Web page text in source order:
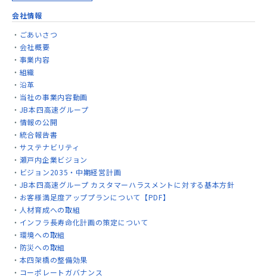
会社情報
ごあいさつ
会社概要
事業内容
組織
沿革
当社の事業内容動画
JB本四高速グループ
情報の公開
統合報告書
サステナビリティ
瀬戸内企業ビジョン
ビジョン2035・中期経営計画
JB本四高速グループ カスタマーハラスメントに対する基本方針
お客様満足度アッププランについて【PDF】
人材育成への取組
インフラ長寿命化計画の策定について
環境への取組
防災への取組
本四架橋の整備効果
コーポレートガバナンス